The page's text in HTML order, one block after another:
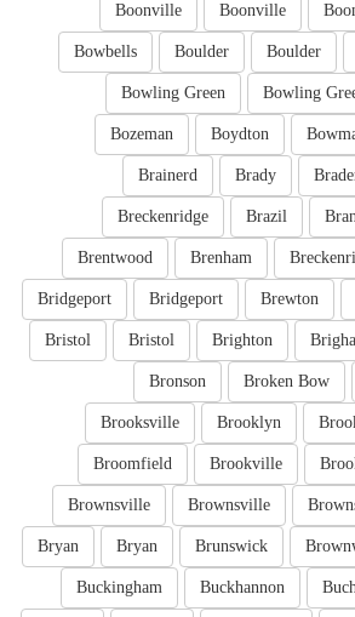
Boonville
Boonville
Boulder
Boulder
Bowbells
Bowling
Bowling Green
Boydton
Bozeman
Brady
Brainerd
Brazil
Breckenridge
Brenham
Brentwood
Brewton
Bridgeport
Bridgeport
Brighton
Bristol
Bristol
Broken Bow
Bronson
Brooklyn
Brooksville
Brookville
Broomfield
Brownsville
Brownsville
Brunswick
Bryan
Bryan
Buckhannon
Buckingham